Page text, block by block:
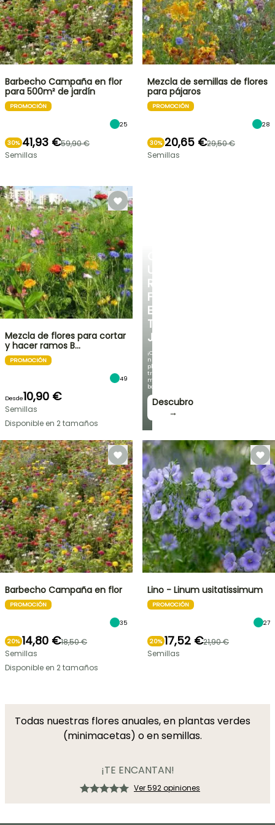
UN
RINCÓN
FRESCO
EN
TU
JARDÍN
¡Con
nuestras
plantas
trepadoras
más
bonitas!
Descubro
→
Barbecho Campaña en flor
para 500m² de jardín
PROMOCIÓN
25
30% 41,93 €59,90 €
Semillas
Mezcla de semillas de flores
para pájaros
PROMOCIÓN
28
30% 20,65 €29,50 €
Semillas
Mezcla de flores para cortar
y hacer ramos B…
PROMOCIÓN
49
Desde10,90 €
Semillas
Disponible en 2 tamaños
Barbecho Campaña en flor
PROMOCIÓN
35
20% 14,80 €18,50 €
Semillas
Disponible en 2 tamaños
Lino - Linum usitatissimum
PROMOCIÓN
27
20% 17,52 €21,90 €
Semillas
Todas nuestras flores anuales, en plantas verdes
(minimacetas) o en semillas.
¡TE ENCANTAN!
Ver 592 opiniones